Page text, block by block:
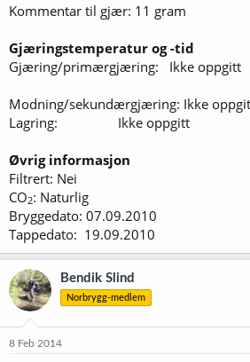
Kommentar til gjær: 11 gram
Gjæringstemperatur og -tid
Gjæring/primærgjæring: Ikke oppgitt
Modning/sekundærgjæring: Ikke
Lagring: Ikke oppgitt
Øvrig informasjon
Filtrert: Nei
CO2: Naturlig
Bryggedato: 07.09.2010
Tappedato: 19.09.2010
Bendik Slind
Norbrygg-medlem
8 Feb 2014